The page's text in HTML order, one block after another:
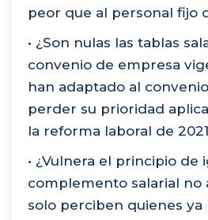
peor que al personal fijo
• ¿Son nulas las tablas
convenio de empresa
han adaptado al
perder su prioridad
la reforma laboral de
• ¿Vulnera el principio de
complemento salarial no
solo perciben quienes ya